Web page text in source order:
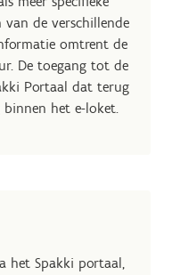
van de verschillende
omtrent de
De toegang tot de
Portaal dat terug
binnen het e-loket.
het Spakki portaal,